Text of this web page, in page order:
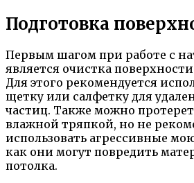
Подготовка
Первым шагом при работе с
является очистка
Для этого рекомендуется
щетку или салфетку для
частиц. Также можно
влажной тряпкой, но не
использовать агрессивные
как они могут повредить
потолка.